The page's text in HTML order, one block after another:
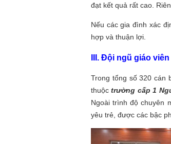
đạt kết quả rất cao.
Nếu các gia đình xác
hợp và thuận lợi.
III. Đội ngũ giáo
Trong tổng số 320 cán
thuộctrường cấp 1
Ngoài trình độ chuyên
yêu trẻ, được các bậc